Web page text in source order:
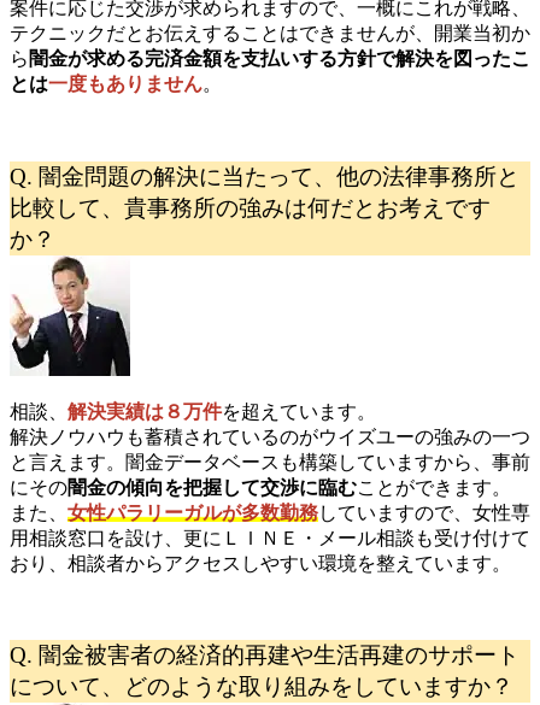
案件に応じた交渉が求められますので、一概にこれが戦略、
テクニックだとお伝えすることはできませんが、開業当初か
ら 闇金が求める完済金額を支払いする方針で解決を図ったこ
とは一度もありません。
Q. 闇金問題の解決に当たって、他の法律事務所と
比較して、貴事務所の強みは何だとお考えです
か？
相談、 解決実績は８万件を超えています。
解決ノウハウも蓄積されているのがウイズユーの強みの一つ
と言えます。闇金データベースも構築していますから、事前
にその闇金の傾向を把握して交渉に臨むことができます。
また、 女性パラリーガルが多数勤務していますので、女性専
用相談窓口を設け、更にＬＩＮＥ・メール相談も受け付けて
おり、相談者からアクセスしやすい環境を整えています。
Q. 闇金被害者の経済的再建や生活再建のサポート
について、どのような取り組みをしていますか？